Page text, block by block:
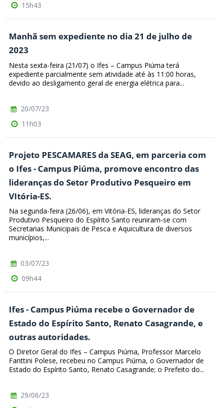
15h43
Manhã sem expediente no dia 21 de julho de
2023
Nesta sexta-feira (21/07) o Ifes – Campus Piúma terá
expediente parcialmente sem atividade até às 11:00 horas,
devido ao desligamento geral de energia elétrica para...
20/07/23
11h03
Projeto PESCAMARES da SEAG, em parceria com
o Ifes - Campus Piúma, promove encontro das
lideranças do Setor Produtivo Pesqueiro em
VItória-ES.
Na segunda-feira (26/06), em Vitória-ES, lideranças do Setor
Produtivo Pesqueiro do Espírito Santo reuniram-se com
Secretarias Municipais de Pesca e Aquicultura de diversos
municípios,...
03/07/23
09h44
Ifes - Campus Piúma recebe o Governador de
Estado do Espírito Santo, Renato Casagrande, e
outras autoridades.
O Diretor Geral do Ifes – Campus Piúma, Professor Marcelo
Fanttini Polese, recebeu no Campus Piúma, o Governador de
Estado do Espírito Santo, Renato Casagrande; o Prefeito do...
29/06/23